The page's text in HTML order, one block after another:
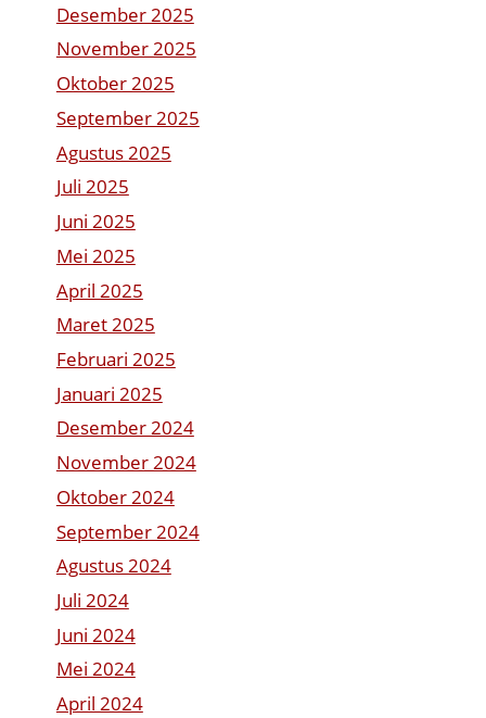
Desember 2025
November 2025
Oktober 2025
September 2025
Agustus 2025
Juli 2025
Juni 2025
Mei 2025
April 2025
Maret 2025
Februari 2025
Januari 2025
Desember 2024
November 2024
Oktober 2024
September 2024
Agustus 2024
Juli 2024
Juni 2024
Mei 2024
April 2024